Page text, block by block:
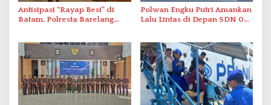
Antisipasi “Rayap Besi” di
Batam, Polresta Barelang
Polwan Engku Putri Amankan
Lalu Lintas di Depan SDN 001